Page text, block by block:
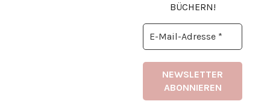
BÜCHERN!